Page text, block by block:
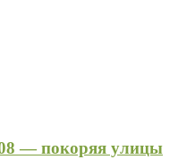
— покоряя улицы